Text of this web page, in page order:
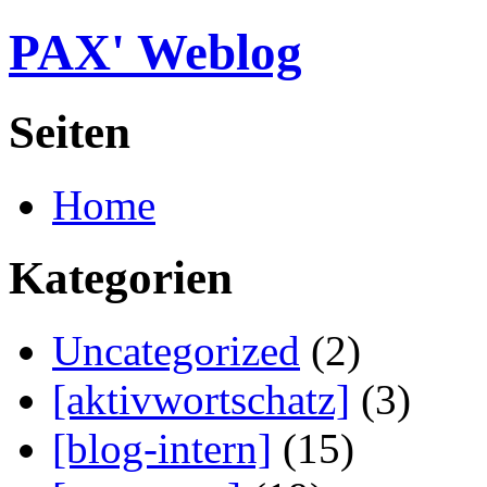
PAX' Weblog
Seiten
Home
Kategorien
Uncategorized (2)
[aktivwortschatz] (3)
[blog-intern] (15)